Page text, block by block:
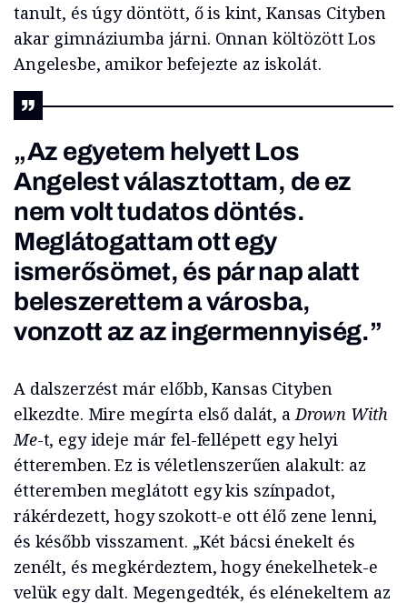
tanult, és úgy döntött, ő is kint, Kansas Cityben
akar gimnáziumba járni. Onnan költözött Los
Angelesbe, amikor befejezte az iskolát.
„Az egyetem helyett Los
Angelest választottam, de ez
nem volt tudatos döntés.
Meglátogattam ott egy
ismerősömet, és pár nap alatt
beleszerettem a városba,
vonzott az az ingermennyiség.”
A dalszerzést már előbb, Kansas Cityben
elkezdte. Mire megírta első dalát, aDrown With
Me-t, egy ideje már fel-fellépett egy helyi
étteremben. Ez is véletlenszerűen alakult: az
étteremben meglátott egy kis színpadot,
rákérdezett, hogy szokott-e ott élő zene lenni,
és később visszament. „Két bácsi énekelt és
zenélt, és megkérdeztem, hogy énekelhetek-e
velük egy dalt. Megengedték, és elénekeltem az